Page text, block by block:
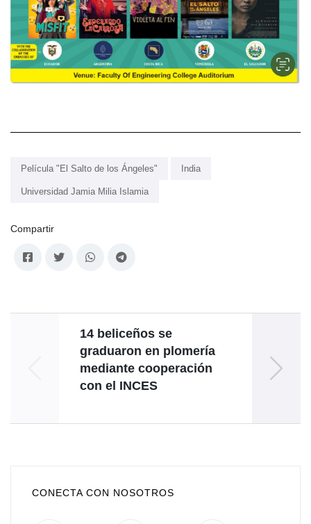
Película "El Salto de los Ángeles" India
Universidad Jamia Milia Islamia
Compartir
14 beliceños se
graduaron en plomería
mediante cooperación
con el INCES
en
CONECTA CON NOSOTROS